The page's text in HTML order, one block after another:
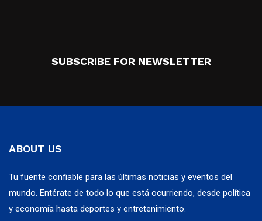
SUBSCRIBE FOR NEWSLETTER
ABOUT US
Tu fuente confiable para las últimas noticias y eventos del
mundo. Entérate de todo lo que está ocurriendo, desde política
y economía hasta deportes y entretenimiento.